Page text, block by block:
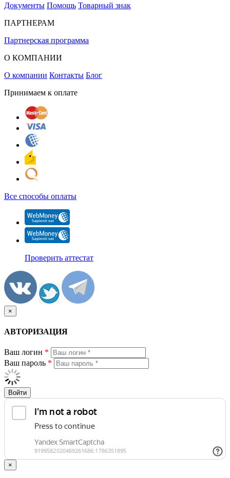
Документы Помощь Товарный знак
ПАРТНЕРАМ
Партнерская программа
О КОМПАНИИ
О компании Контакты Блог
Принимаем к оплате
Все способы оплаты
Проверить аттестат
×
АВТОРИЗАЦИЯ
Ваш логин *
Ваш пароль *
Войти
×